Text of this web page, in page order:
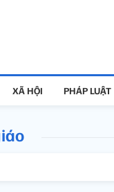
XÃ HỘI PHÁP LUẬT